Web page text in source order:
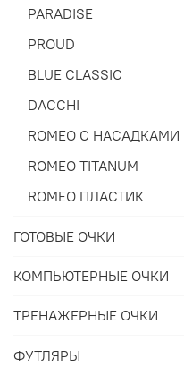
PARADISE
PROUD
BLUE CLASSIC
DACCHI
ROMEO С НАСАДКАМИ
ROMEO TITANUM
ROMEO ПЛАСТИК
ГОТОВЫЕ ОЧКИ
КОМПЬЮТЕРНЫЕ ОЧКИ
ТРЕНАЖЕРНЫЕ ОЧКИ
ФУТЛЯРЫ